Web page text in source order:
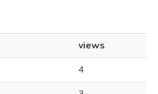
views
4